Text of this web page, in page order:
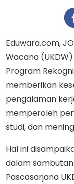
Eduwara.com,
Wacana
Program
memberikan
pengalaman
memperoleh
studi, dan
Hal ini
dalam
Pascasarjana